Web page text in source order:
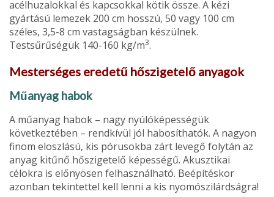
acélhuzalokkal és kapcsokkal kötik össze. A kézi
gyártású lemezek 200 cm hosszú, 50 vagy 100 cm
széles, 3,5-8 cm vastagságban készülnek.
Testsűrűségük 140-160 kg/m3.
Mesterséges eredetű hőszigetelő anyagok
Műanyag habok
A műanyag habok – nagy nyúlóképességük
következtében – rendkívül jól habosíthatók. A nagyon
finom eloszlású, kis pórusokba zárt levegő folytán az
anyag kitűnő hőszigetelő képességű. Akuszti­kai
célokra is előnyösen felhasználható. Beépítéskor
azonban tekintettel kell len­ni a kis nyomószilárdságra!